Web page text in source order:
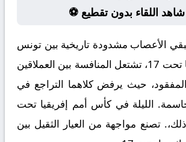
اللقاء بدون تقطيع ⚽
الأعصاب مشدودة تاريخية بين تونس
تحت 17 و إثيوبيا تحت 17، تشتعل المنافسة بين العملاقين
حيث يرفض كلاهما التراجع في
الليلة في كأس أمم إفريقيا تحت
تصنع مواجهة من العيار الثقيل بين